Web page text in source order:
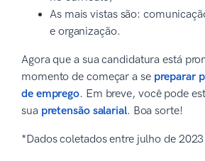
As mais vistas são:
e organização.
Agora que a sua candidatura está
momento de começar a se preparar
de emprego. Em breve, você pode
sua pretensão salarial. Boa sorte!
*Dados coletados entre julho de